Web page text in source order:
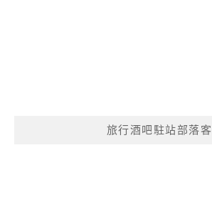
旅行酒吧駐站部落客